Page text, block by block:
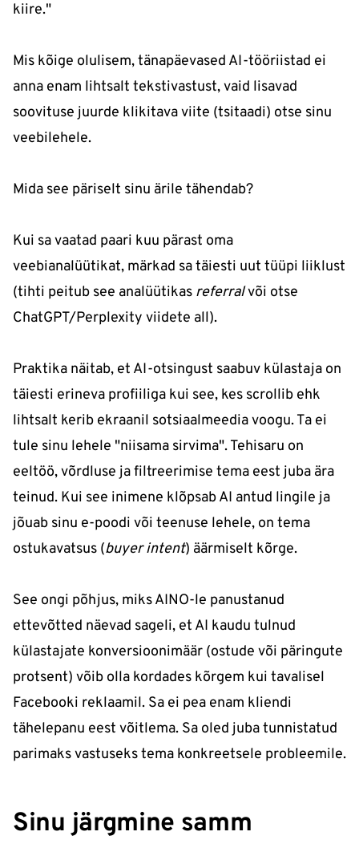
kiire."
Mis kõige olulisem, tänapäevased AI-tööriistad ei
anna enam lihtsalt tekstivastust, vaid lisavad
soovituse juurde klikitava viite (tsitaadi) otse sinu
veebilehele.
Mida see päriselt sinu ärile tähendab?
Kui sa vaatad paari kuu pärast oma
veebianalüütikat, märkad sa täiesti uut tüüpi liiklust
(tihti peitub see analüütikas referralvõi otse
ChatGPT/Perplexity viidete all).
Praktika näitab, et AI-otsingust saabuv külastaja on
täiesti erineva profiiliga kui see, kes scrollib ehk
lihtsalt kerib ekraanil sotsiaalmeedia voogu. Ta ei
tule sinu lehele "niisama sirvima". Tehisaru on
eeltöö, võrdluse ja filtreerimise tema eest juba ära
teinud. Kui see inimene klõpsab AI antud lingile ja
jõuab sinu e-poodi või teenuse lehele, on tema
ostukavatsus (buyer intent) äärmiselt kõrge.
See ongi põhjus, miks AINO-le panustanud
ettevõtted näevad sageli, et AI kaudu tulnud
külastajate konversioonimäär (ostude või päringute
protsent) võib olla kordades kõrgem kui tavalisel
Facebooki reklaamil. Sa ei pea enam kliendi
tähelepanu eest võitlema. Sa oled juba tunnistatud
parimaks vastuseks tema konkreetsele probleemile.
Sinu järgmine samm